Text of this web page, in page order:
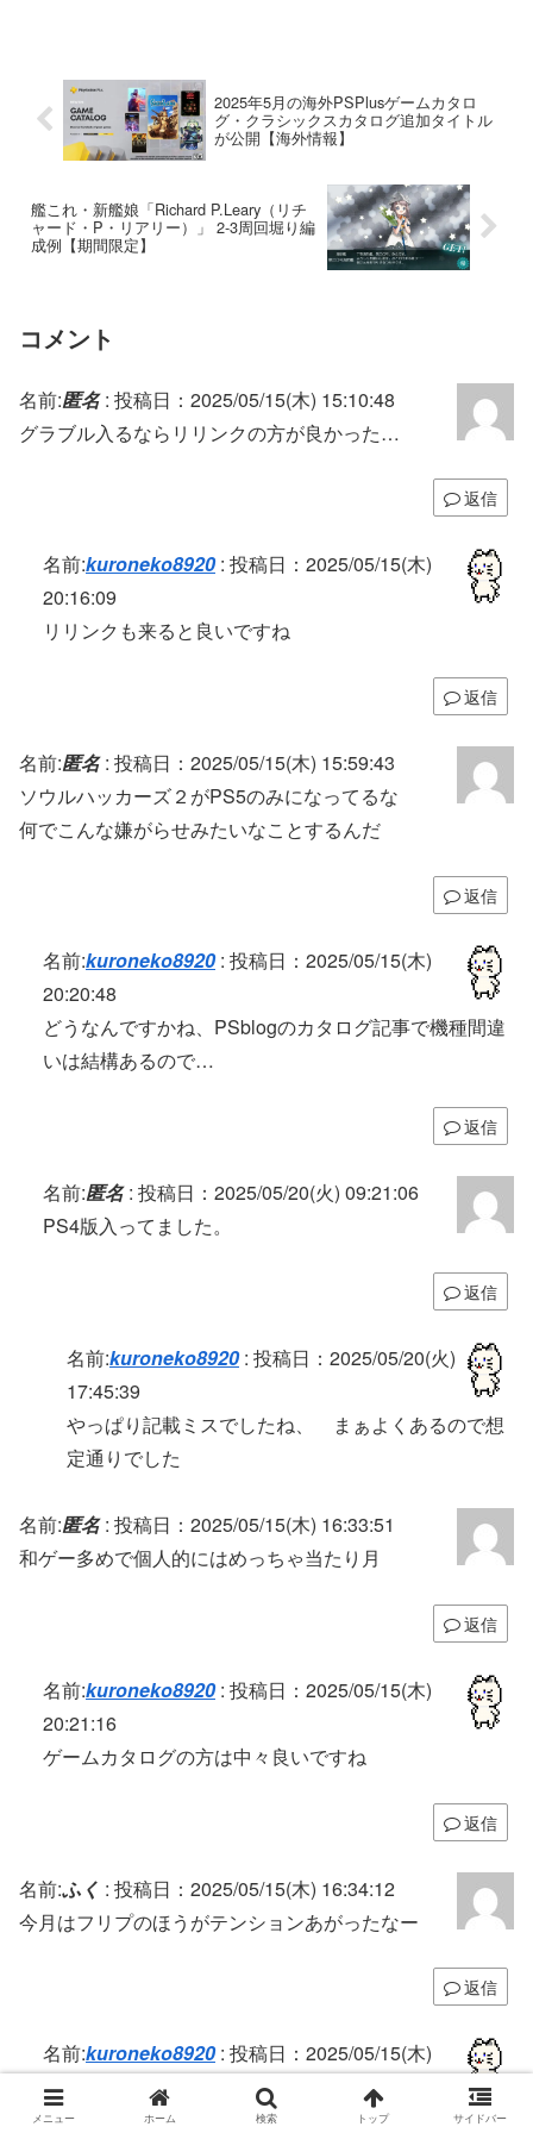
2025年5月の海外PSPlusゲームカタロ
グ・クラシックスカタログ追加タイトル
が公開【海外情報】
艦これ・新艦娘「Richard P.Leary（リチ
ャード・P・リアリー）」 2-3周回堀り編
成例【期間限定】
コメント
名前:匿名: 投稿日：2025/05/15(木) 15:10:48
グラブル入るならリリンクの方が良かった…
返信
名前:kuroneko8920: 投稿日：2025/05/15(木)
20:16:09
リリンクも来ると良いですね
返信
名前:匿名: 投稿日：2025/05/15(木) 15:59:43
ソウルハッカーズ２がPS5のみになってるな
何でこんな嫌がらせみたいなことするんだ
返信
名前:kuroneko8920: 投稿日：2025/05/15(木)
20:20:48
どうなんですかね、PSblogのカタログ記事で機種間違
いは結構あるので…
返信
名前:匿名: 投稿日：2025/05/20(火) 09:21:06
PS4版入ってました。
返信
名前:kuroneko8920: 投稿日：2025/05/20(火)
17:45:39
やっぱり記載ミスでしたね、 まぁよくあるので想
定通りでした
名前:匿名: 投稿日：2025/05/15(木) 16:33:51
和ゲー多めで個人的にはめっちゃ当たり月
返信
名前:kuroneko8920: 投稿日：2025/05/15(木)
20:21:16
ゲームカタログの方は中々良いですね
返信
名前:ふく : 投稿日：2025/05/15(木) 16:34:12
今月はフリプのほうがテンションあがったなー
返信
名前:kuroneko8920: 投稿日：2025/05/15(木)
20:23:20
まぁ仕方ない
メニュー ホーム 検索 トップ サイドバー